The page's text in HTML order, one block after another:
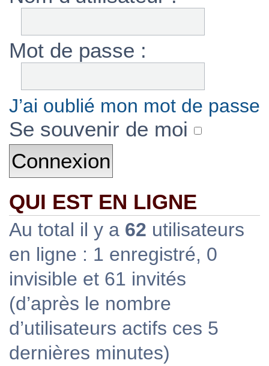
Mot de passe :
J’ai oublié mon mot de passe
Se souvenir de moi
QUI EST EN LIGNE
Au total il y a 62 utilisateurs
en ligne : 1 enregistré, 0
invisible et 61 invités
(d’après le nombre
d’utilisateurs actifs ces 5
dernières minutes)